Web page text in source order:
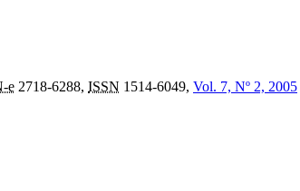
e 2718-6288, ISSN 1514-6049, Vol. 7, Nº 2, 2005